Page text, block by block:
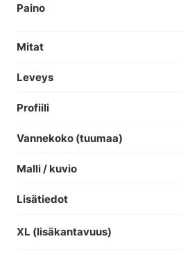
Paino
Mitat
Leveys
Profiili
Vannekoko (tuumaa)
Malli / kuvio
Lisätiedot
XL (lisäkantavuus)